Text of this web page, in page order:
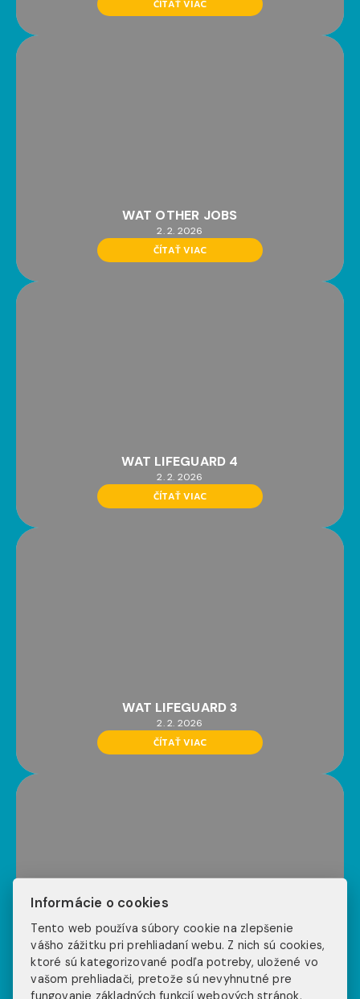
ČÍTAŤ VIAC
WAT OTHER JOBS
2. 2. 2026
ČÍTAŤ VIAC
WAT LIFEGUARD 4
2. 2. 2026
ČÍTAŤ VIAC
WAT LIFEGUARD 3
2. 2. 2026
ČÍTAŤ VIAC
WAT LIFEGUARD 2
2. 2. 2026
ČÍTAŤ VIAC
Informácie o cookies
Tento web používa súbory cookie na zlepšenie
vášho zážitku pri prehliadaní webu. Z nich sú cookies,
ktoré sú kategorizované podľa potreby, uložené vo
vašom prehliadači, pretože sú nevyhnutné pre
fungovanie základných funkcií webových stránok.